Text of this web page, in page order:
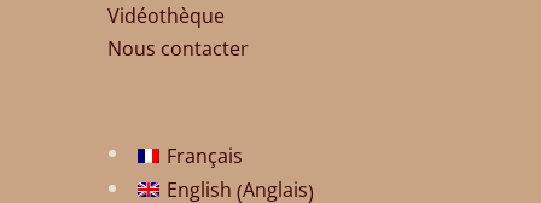
Vidéothèque
Nous contacter
Français
English (Anglais)